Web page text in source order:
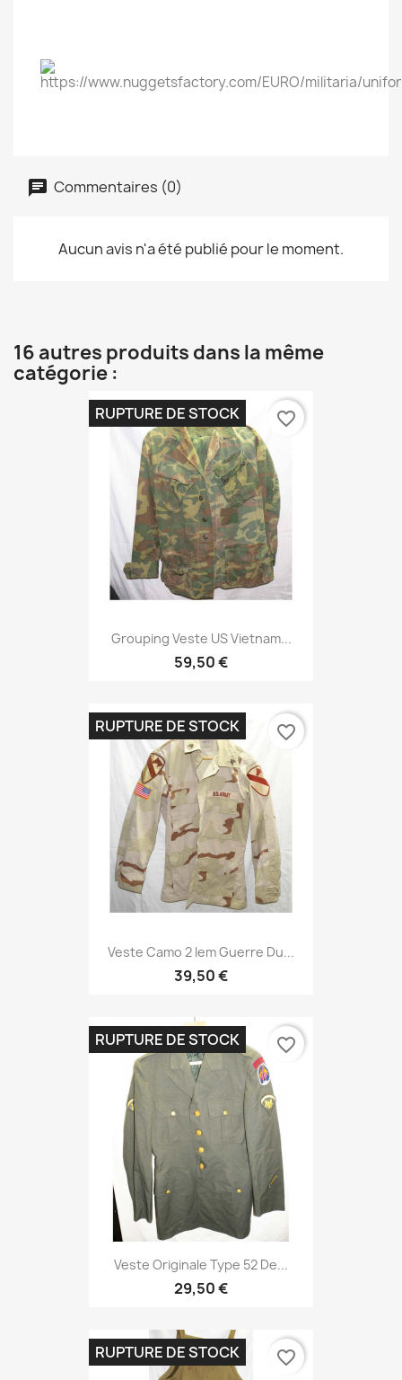
Commentaires (0)
Aucun avis n'a été publié pour le moment.
16 autres produits dans la même
catégorie :
Grouping Veste US Vietnam...
59,50 €
RUPTURE DE STOCK favorite_border
Veste Camo 2 Iem Guerre Du...
39,50 €
RUPTURE DE STOCK favorite_border
Veste Originale Type 52 De...
29,50 €
RUPTURE DE STOCK favorite_border
RUPTURE DE STOCK favorite_border